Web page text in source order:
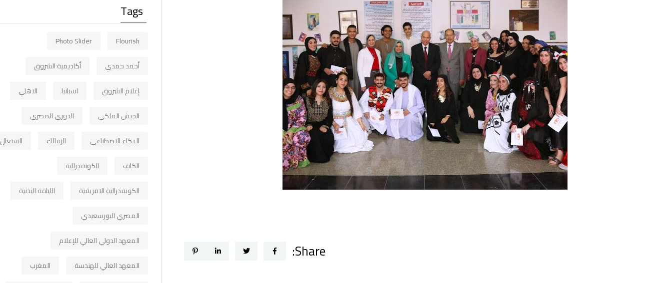
Share:
Tags
Flourish
Photo Slider
أحمد حمدي
أكاديمية الشروق
إعلام الشروق
اسبانيا
الاهلي
الجيش الملكي
الدوري المصري
الذكاء الاصطناعي
الزمالك
السنغال
الكاف
الكونفدرالية
الكونفدرالية الافريقية
اللياقة البدنية
المصري البورسعيدي
المعهد الدولي العالي للإعلام
المعهد العالي للهندسة
المغرب